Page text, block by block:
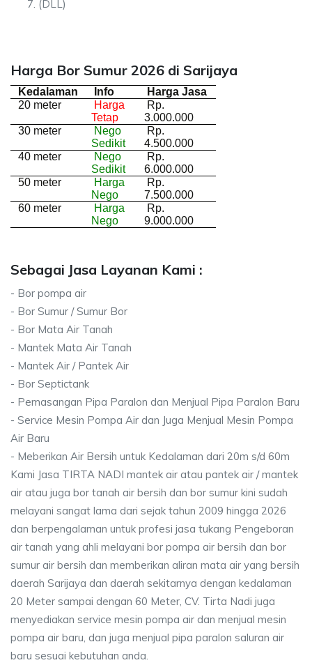
(DLL)
Harga Bor Sumur 2026 di Sarijaya
Kedalaman Info
Harga Jasa
20 meter
Harga
Tetap
Rp.
3.000.000
30 meter
Nego
Sedikit
Rp.
4.500.000
40 meter
Nego
Sedikit
Rp.
6.000.000
50 meter
Harga
Nego
Rp.
7.500.000
60 meter
Harga
Nego
Rp.
9.000.000
Sebagai Jasa Layanan Kami :
- Bor pompa air
- Bor Sumur / Sumur Bor
- Bor Mata Air Tanah
- Mantek Mata Air Tanah
- Mantek Air / Pantek Air
- Bor Septictank
- Pemasangan Pipa Paralon dan Menjual Pipa Paralon Baru
- Service Mesin Pompa Air dan Juga Menjual Mesin Pompa
Air Baru
- Meberikan Air Bersih untuk Kedalaman dari 20m s/d 60m
Kami Jasa TIRTA NADI mantek air atau pantek air / mantek
air atau juga bor tanah air bersih dan bor sumur kini sudah
melayani sangat lama dari sejak tahun 2009 hingga 2026
dan berpengalaman untuk profesi jasa tukang Pengeboran
air tanah yang ahli melayani bor pompa air bersih dan bor
sumur air bersih dan memberikan aliran mata air yang bersih
daerah Sarijaya dan daerah sekitarnya dengan kedalaman
20 Meter sampai dengan 60 Meter, CV. Tirta Nadi juga
menyediakan service mesin pompa air dan menjual mesin
pompa air baru, dan juga menjual pipa paralon saluran air
baru sesuai kebutuhan anda.